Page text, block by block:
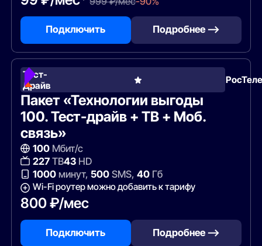
Подключить Подробнее —>
Тест-
Драйв
Пакет «Технологии выгоды
100. Тест-драйв + ТВ + Моб.
связь»
100Мбит/с
227ТВ43HD
1000минут, 500SMS, 40Гб
Wi-Fi роутер можно добавить к тарифу
800 ₽/мес
Подключить Подробнее —>